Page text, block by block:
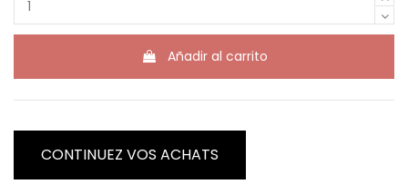
Añadir al carrito
CONTINUEZ VOS ACHATS